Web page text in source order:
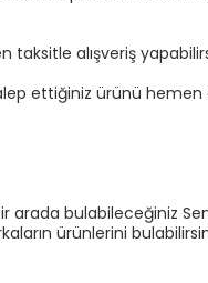
taksitle alışveriş
ettiğiniz ürünü hemen
bulabileceğiniz
ürünlerini